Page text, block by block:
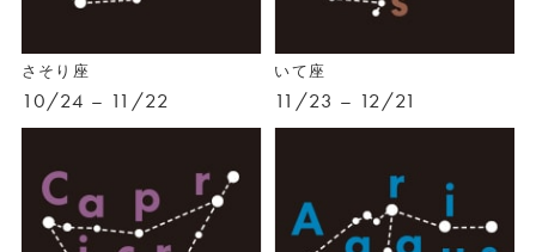
さそり座
10/24 – 11/22
いて座
11/23 – 12/21